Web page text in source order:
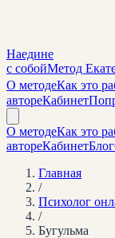
Наедине
с собойМетод
О методеКак это
автореКабинет
О методеКак это
автореКабинетБлог
Главная
/
Психолог
/
Бугульма